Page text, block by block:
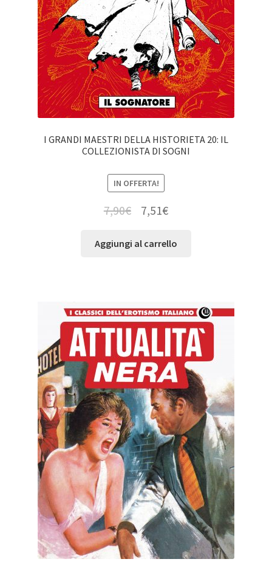
I GRANDI MAESTRI DELLA HISTORIETA 20: IL
COLLEZIONISTA DI SOGNI
IN OFFERTA!
7,90€ 7,51€
Aggiungi al carrello